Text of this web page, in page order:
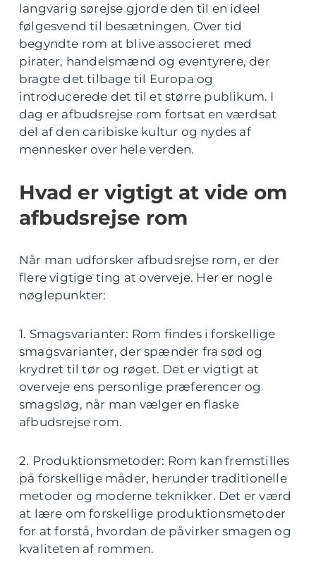
langvarig sørejse gjorde den til en ideel
følgesvend til besætningen. Over tid
begyndte rom at blive associeret med
pirater, handelsmænd og eventyrere, der
bragte det tilbage til Europa og
introducerede det til et større publikum. I
dag er afbudsrejse rom fortsat en værdsat
del af den caribiske kultur og nydes af
mennesker over hele verden.
Hvad er vigtigt at vide om
afbudsrejse rom
Når man udforsker afbudsrejse rom, er der
flere vigtige ting at overveje. Her er nogle
nøglepunkter:
1. Smagsvarianter: Rom findes i forskellige
smagsvarianter, der spænder fra sød og
krydret til tør og røget. Det er vigtigt at
overveje ens personlige præferencer og
smagsløg, når man vælger en flaske
afbudsrejse rom.
2. Produktionsmetoder: Rom kan fremstilles
på forskellige måder, herunder traditionelle
metoder og moderne teknikker. Det er værd
at lære om forskellige produktionsmetoder
for at forstå, hvordan de påvirker smagen og
kvaliteten af rommen.